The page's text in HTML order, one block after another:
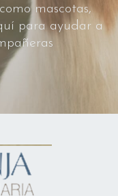
mascotas,
para ayudar a